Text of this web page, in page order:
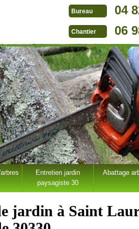
Bureau 04
Chantier 06
Entretien jardin
paysagiste 30
Abattage
jardin à Saint